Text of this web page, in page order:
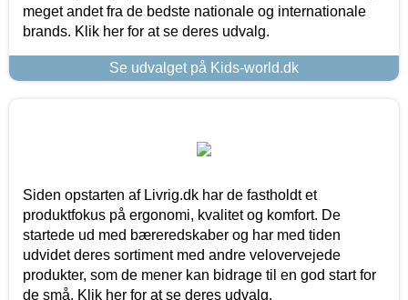
meget andet fra de bedste nationale og internationale
brands. Klik her for at se deres udvalg.
Se udvalget på Kids-world.dk
Siden opstarten af Livrig.dk har de fastholdt et
produktfokus på ergonomi, kvalitet og komfort. De
startede ud med bæreredskaber og har med tiden
udvidet deres sortiment med andre velovervejede
produkter, som de mener kan bidrage til en god start for
de små. Klik her for at se deres udvalg.